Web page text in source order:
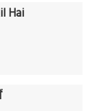
Hai